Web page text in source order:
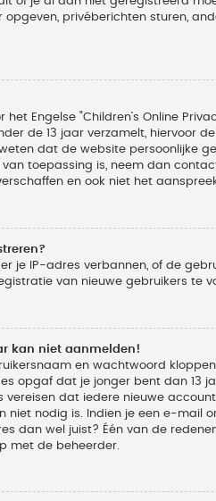
privéberichten sturen,
het Engelse "Children’s Online
de 13 jaar verzamelt, hiervoor
dat de website persoonlijke
toepassing is, neem dan
en ook niet het
je IP-adres verbannen, of de
van nieuwe gebruikers te
kan niet aanmelden!
en wachtwoord
opgaf dat je jonger bent dan 13
vereisen dat iedere nieuwe
niet nodig is. Indien je een e-mail
dan wel juist? Één van de
met de beheerder.